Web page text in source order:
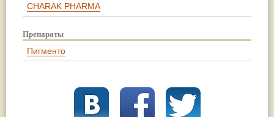
CHARAK PHARMA
Препараты
Пигменто